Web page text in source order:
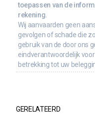
toepassen van de
rekening.
Wij aanvaarden geen
gevolgen of schade die
gebruik van de door ons
eindverantwoordelijk
betrekking tot uw
GERELATEERD